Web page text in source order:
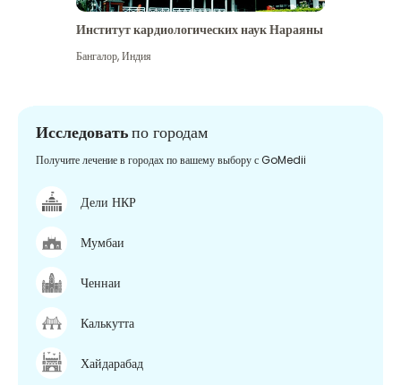
Институт кардиологических наук Нараяны
Бангалор,Индия
Исследоватьпо городам
Получите лечение в городах по вашему выбору с GoMedii
Дели НКР
Мумбаи
Ченнаи
Калькутта
Хайдарабад